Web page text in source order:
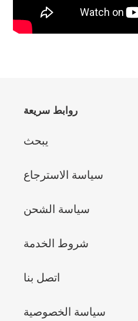
روابط سريعة
يبحث
سياسة الاسترجاع
سياسة الشحن
شروط الخدمة
اتصل بنا
سياسة الخصوصية